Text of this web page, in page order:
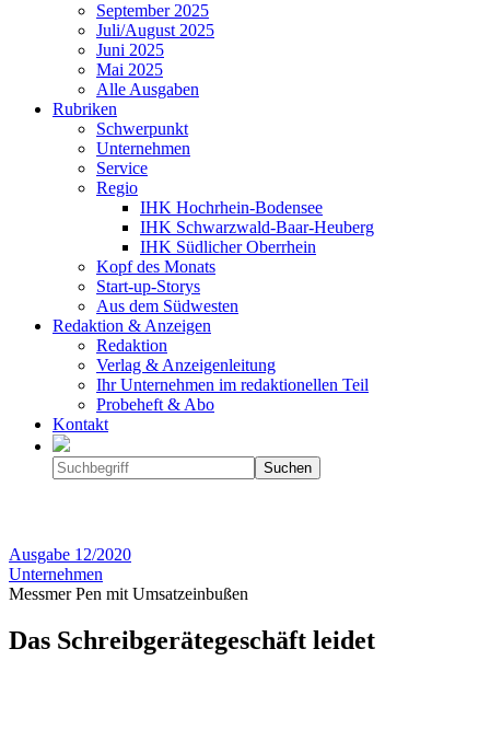
September 2025
Juli/August 2025
Juni 2025
Mai 2025
Alle Ausgaben
Rubriken
Schwerpunkt
Unternehmen
Service
Regio
IHK Hochrhein-Bodensee
IHK Schwarzwald-Baar-Heuberg
IHK Südlicher Oberrhein
Kopf des Monats
Start-up-Storys
Aus dem Südwesten
Redaktion & Anzeigen
Redaktion
Verlag & Anzeigenleitung
Ihr Unternehmen im redaktionellen Teil
Probeheft & Abo
Kontakt
Ausgabe 12/2020
Unternehmen
Messmer Pen mit Umsatzeinbußen
Das Schreibgerätegeschäft leidet